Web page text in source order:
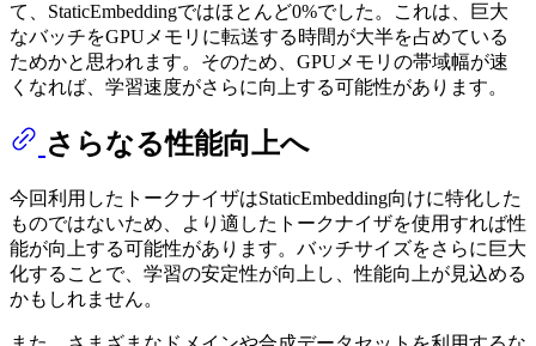
て、StaticEmbeddingではほとんど0%でした。これは、巨大
なバッチをGPUメモリに転送する時間が大半を占めている
ためかと思われます。そのため、GPUメモリの帯域幅が速
くなれば、学習速度がさらに向上する可能性があります。
さらなる性能向上へ
今回利用したトークナイザはStaticEmbedding向けに特化した
ものではないため、より適したトークナイザを使用すれば性
能が向上する可能性があります。バッチサイズをさらに巨大
化することで、学習の安定性が向上し、性能向上が見込める
かもしれません。